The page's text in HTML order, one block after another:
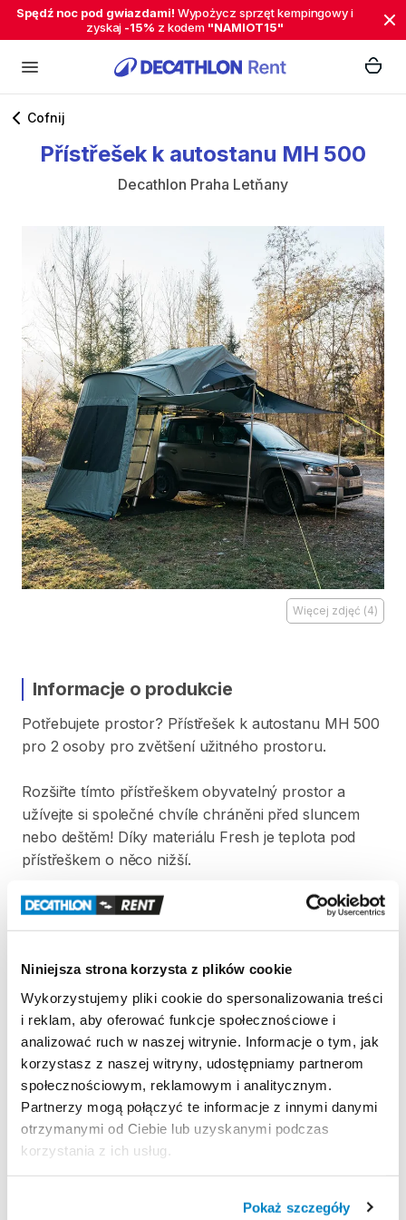
Niniejsza strona korzysta z plików cookie
Wykorzystujemy pliki cookie do spersonalizowania treści
i reklam, aby oferować funkcje społecznościowe i
analizować ruch w naszej witrynie. Informacje o tym, jak
korzystasz z naszej witryny, udostępniamy partnerom
społecznościowym, reklamowym i analitycznym.
Partnerzy mogą połączyć te informacje z innymi danymi
otrzymanymi od Ciebie lub uzyskanymi podczas
korzystania z ich usług.
Pokaż szczegóły
Spędź noc pod gwiazdami! Wypożycz sprzęt kempingowy i
zyskaj -15% z kodem "NAMIOT15"
Cofnij
Přístřešek k autostanu MH 500
Decathlon Praha Letňany
Więcej zdjęć (4)
Informacje o produkcie
Potřebujete prostor? Přístřešek k autostanu MH 500
pro 2 osoby pro zvětšení užitného prostoru.
Rozšiřte tímto přístřeškem obyvatelný prostor a
užívejte si společné chvíle chráněni před sluncem
nebo deštěm! Díky materiálu Fresh je teplota pod
přístřeškem o něco nižší.
Strona produktu w sklepie
Zasady wypożyczenia
REGULAMIN
Regulamin wypożyczalni
KAUCJA
Pro vypůjčení produktu není vyžadována vratná či
jiná záloha. Za vypůjčení zaplatíte předem online
platební kartou. Sleva je automaticky vypočítána a